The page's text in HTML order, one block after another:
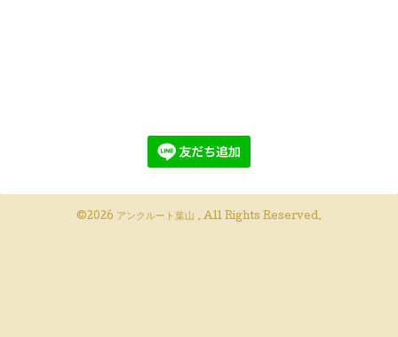
©2026 アンクルート葉山 . All Rights Reserved.